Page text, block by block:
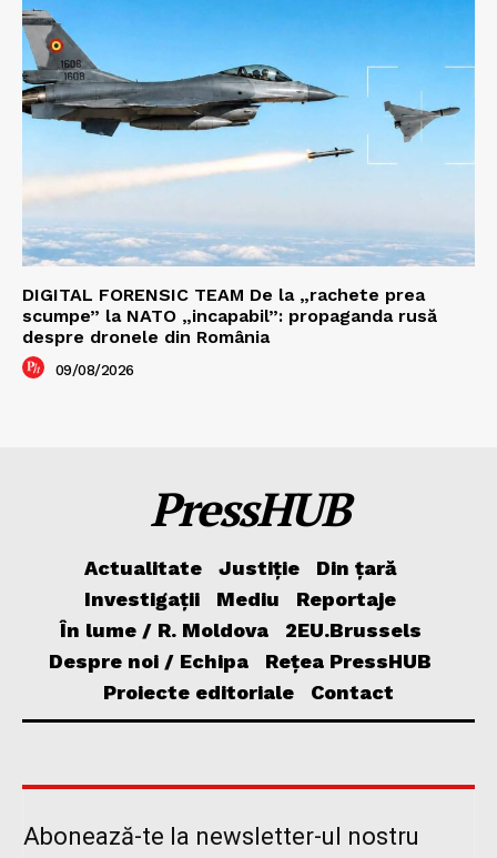
DIGITAL FORENSIC TEAM De la „rachete prea
scumpe” la NATO „incapabil”: propaganda rusă
despre dronele din România
09/08/2026
PressHUB
Actualitate Justiție
Din țară
Investigații
Mediu
Reportaje
În lume / R. Moldova
2EU.Brussels
Despre noi / Echipa
Rețea PressHUB
Proiecte editoriale
Contact
Abonează-te la newsletter-ul nostru